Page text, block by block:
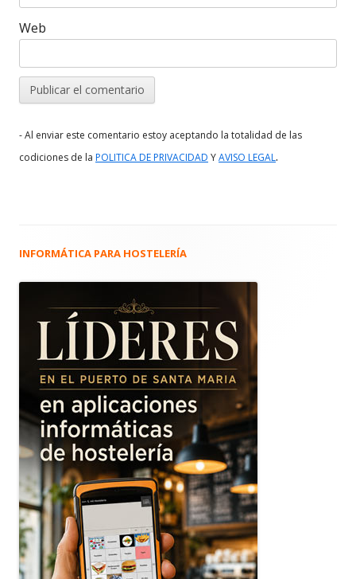
Web
- Al enviar este comentario estoy aceptando la totalidad de las
codiciones de la POLITICA DE PRIVACIDAD YAVISO LEGAL.
Barra
principal
INFORMÁTICA PARA HOSTELERÍA